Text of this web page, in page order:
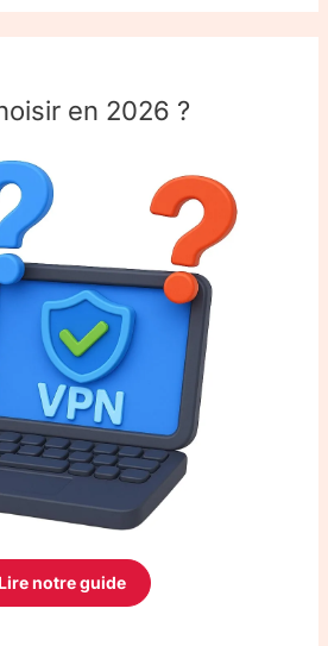
en 2026 ?
Lire notre guide